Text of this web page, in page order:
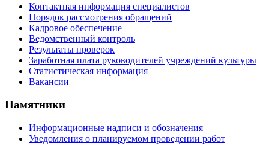
Контактная информация специалистов
Порядок рассмотрения обращений
Кадровое обеспечение
Ведомственный контроль
Результаты проверок
Заработная плата руководителей учреждений культуры
Статистическая информация
Вакансии
Памятники
Информационные надписи и обозначения
Уведомления о планируемом проведении работ